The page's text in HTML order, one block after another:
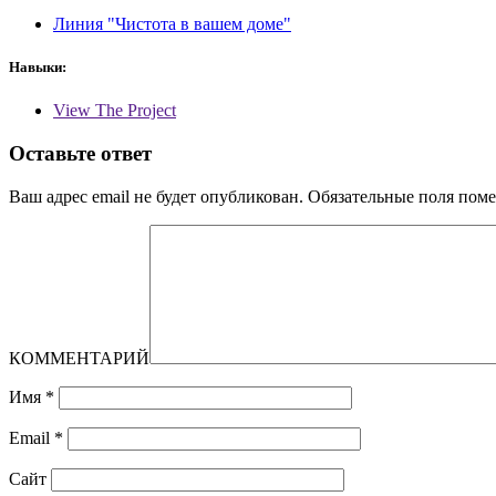
Линия "Чистота в вашем доме"
Навыки:
View The Project
Оставьте ответ
Ваш адрес email не будет опубликован. Обязательные поля
КОММЕНТАРИЙ
Имя *
Email *
Сайт